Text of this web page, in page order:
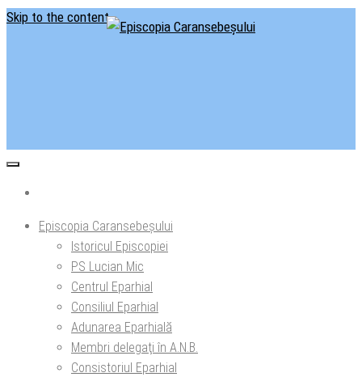
Skip to the content
Episcopia Caransebeșului
Istoricul Episcopiei
PS Lucian Mic
Centrul Eparhial
Consiliul Eparhial
Adunarea Eparhială
Membri delegaţi în A.N.B.
Consistoriul Eparhial